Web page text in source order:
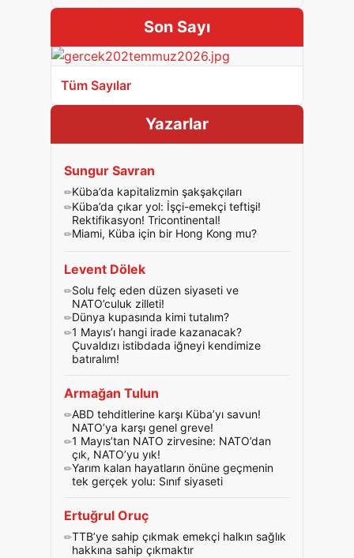
Son Sayı
Tüm Sayılar
Yazarlar
Sungur Savran
Küba’da kapitalizmin şakşakçıları
Küba’da çıkar yol: İşçi-emekçi teftişi!
Rektifikasyon! Tricontinental!
Miami, Küba için bir Hong Kong mu?
Levent Dölek
Solu felç eden düzen siyaseti ve
NATO’culuk zilleti!
Dünya kupasında kimi tutalım?
1 Mayıs’ı hangi irade kazanacak?
Çuvaldızı istibdada iğneyi kendimize
batıralım!
Armağan Tulun
ABD tehditlerine karşı Küba’yı savun!
NATO’ya karşı genel greve!
1 Mayıs’tan NATO zirvesine: NATO’dan
çık, NATO’yu yık!
Yarım kalan hayatların önüne geçmenin
tek gerçek yolu: Sınıf siyaseti
Ertuğrul Oruç
TTB’ye sahip çıkmak emekçi halkın sağlık
hakkına sahip çıkmaktır